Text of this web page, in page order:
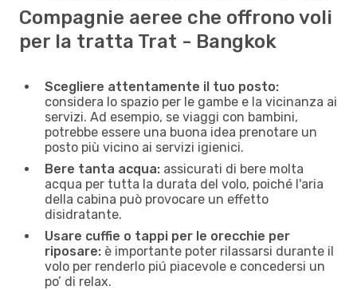
Compagnie aeree che offrono voli
per la tratta Trat - Bangkok
Scegliere attentamente il tuo posto:
considera lo spazio per le gambe e la vicinanza ai
servizi. Ad esempio, se viaggi con bambini,
potrebbe essere una buona idea prenotare un
posto più vicino ai servizi igienici.
Bere tanta acqua: assicurati di bere molta
acqua per tutta la durata del volo, poiché l'aria
della cabina può provocare un effetto
disidratante.
Usare cuffie o tappi per le orecchie per
riposare: è importante poter rilassarsi durante il
volo per renderlo piú piacevole e concedersi un
po’ di relax.